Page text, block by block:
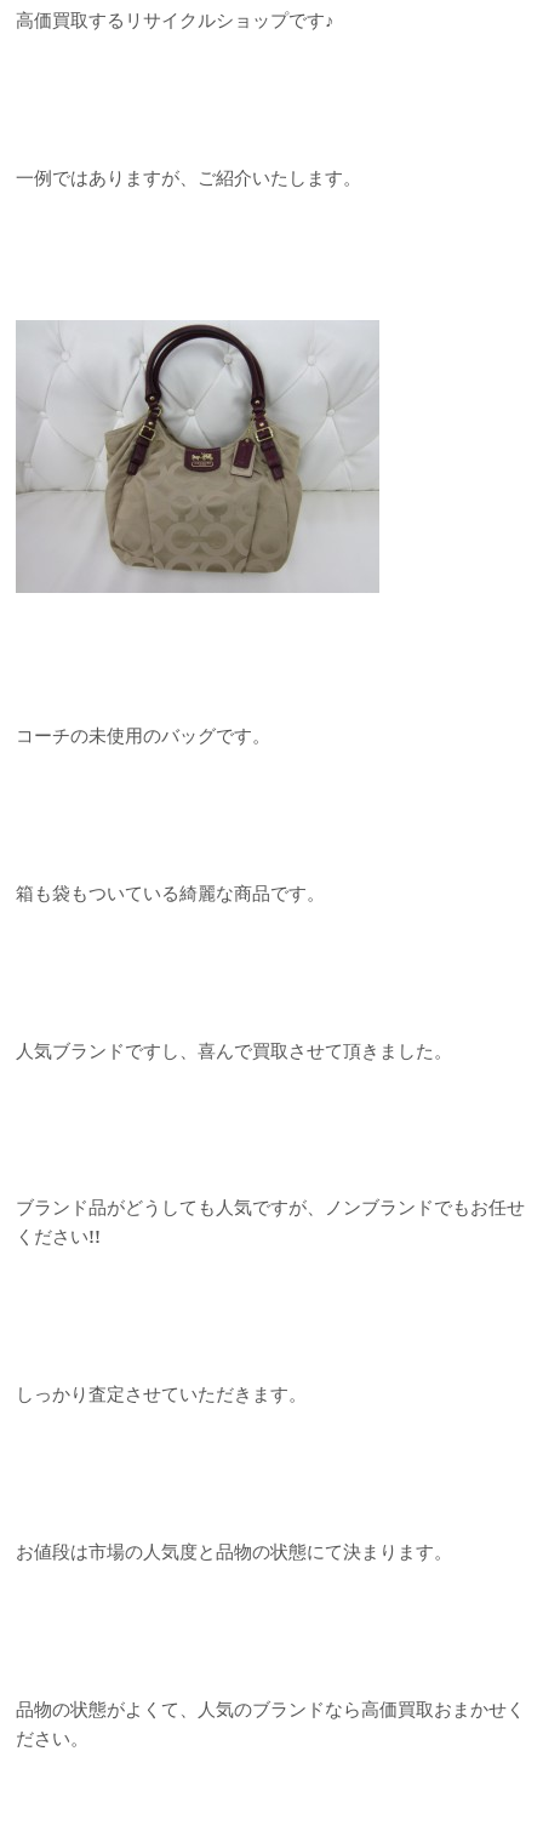
高価買取するリサイクルショップです♪
一例ではありますが、ご紹介いたします。
コーチの未使用のバッグです。
箱も袋もついている綺麗な商品です。
人気ブランドですし、喜んで買取させて頂きました。
ブランド品がどうしても人気ですが、ノンブランドでもお任せ
ください!!
しっかり査定させていただきます。
お値段は市場の人気度と品物の状態にて決まります。
品物の状態がよくて、人気のブランドなら高価買取おまかせく
ださい。